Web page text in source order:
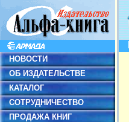
НОВОСТИ
ОБ ИЗДАТЕЛЬСТВЕ
КАТАЛОГ
СОТРУДНИЧЕСТВО
ПРОДАЖА КНИГ